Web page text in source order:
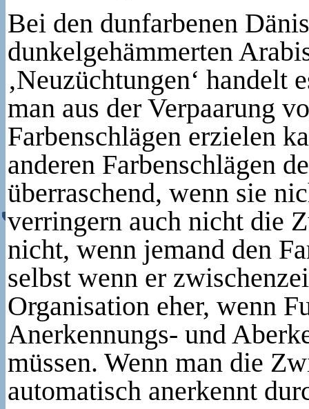
Bei den dunfarbenen
dunkelgehämmerten
‚Neuzüchtungen‘ handelt
man aus der Verpaarung
Farbenschlägen erzielen
anderen Farbenschlägen
überraschend, wenn sie
verringern auch nicht die
nicht, wenn jemand den
selbst wenn er
Organisation eher, wenn
Anerkennungs- und
müssen. Wenn man die
automatisch anerkennt